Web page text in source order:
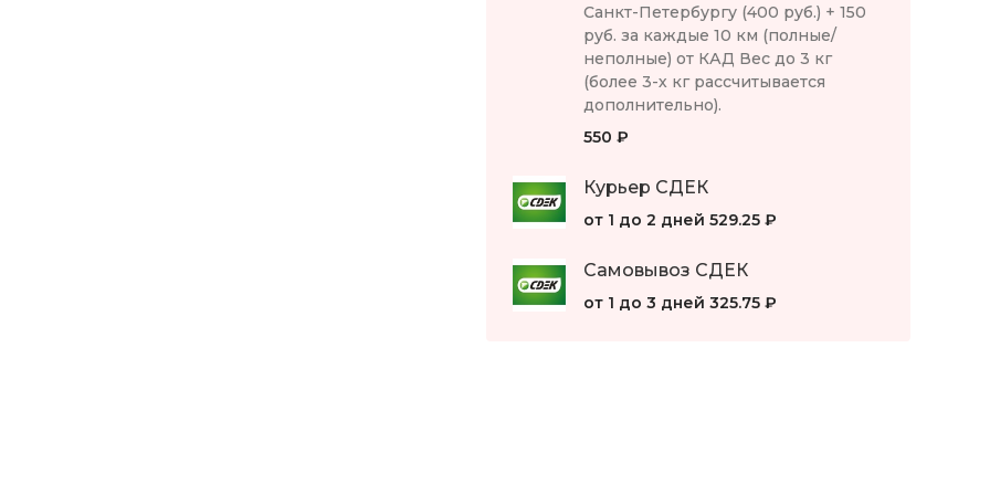
Санкт-Петербургу (400 руб.) + 150
руб. за каждые 10 км (полные/
неполные) от КАД Вес до 3 кг
(более 3-х кг рассчитывается
дополнительно).
550 ₽
Курьер СДЕК
от 1 до 2 дней 529.25 ₽
Самовывоз СДЕК
от 1 до 3 дней 325.75 ₽